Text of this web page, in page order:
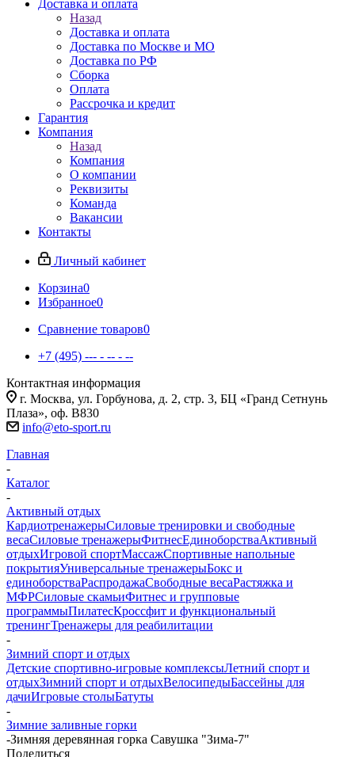
Доставка и оплата
Назад
Доставка и оплата
Доставка по Москве и МО
Доставка по РФ
Сборка
Оплата
Рассрочка и кредит
Гарантия
Компания
Назад
Компания
О компании
Реквизиты
Команда
Вакансии
Контакты
Личный кабинет
Корзина0
Избранное0
Сравнение товаров0
+7 (495) --- - -- - --
Контактная информация
г. Москва, ул. Горбунова, д. 2, стр. 3, БЦ «Гранд Сетнунь
Плаза», оф. В830
info@eto-sport.ru
Главная
-
Каталог
-
Активный отдых
КардиотренажерыСиловые тренировки и свободные
весаСиловые тренажерыФитнесЕдиноборстваАктивный
отдыхИгровой спортМассажСпортивные напольные
покрытияУниверсальные тренажерыБокс и
единоборстваРаспродажаСвободные весаРастяжка и
МФРСиловые скамьиФитнес и групповые
программыПилатесКроссфит и функциональный
тренингТренажеры для реабилитации
-
Зимний спорт и отдых
Детские спортивно-игровые комплексыЛетний спорт и
отдыхЗимний спорт и отдыхВелосипедыБассейны для
дачиИгровые столыБатуты
-
Зимние заливные горки
-Зимняя деревянная горка Савушка "Зима-7"
Поделиться